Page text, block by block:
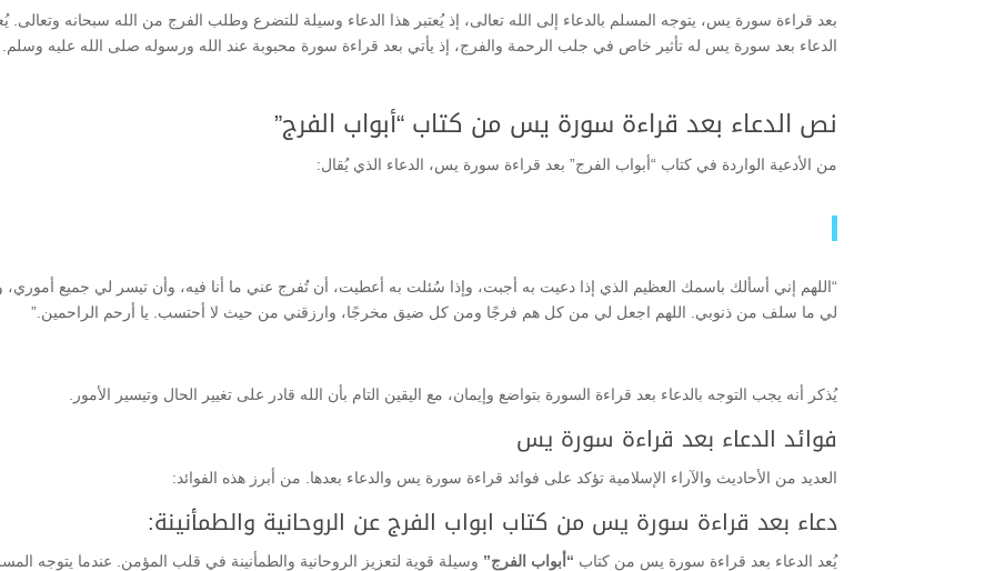
بعد قراءة سورة يس، يتوجه المسلم بالدعاء إلى الله تعالى، إذ يُعتبر هذا الدعاء وسيلة للتضرع وطلب الفرج من الله سبحانه وتعالى.
الدعاء بعد سورة يس له تأثير خاص في جلب الرحمة والفرج، إذ يأتي بعد قراءة سورة محبوبة عند الله ورسوله صلى الله عليه وسلم.
نص الدعاء بعد قراءة سورة يس من كتاب “أبواب الفرج”
من الأدعية الواردة في كتاب “أبواب الفرج” بعد قراءة سورة يس، الدعاء الذي يُقال:
“اللهم إني أسألك باسمك العظيم الذي إذا دعيت به أجبت، وإذا سُئلت به أعطيت، أن تُفرج عني ما أنا فيه، وأن تيسر لي جميع أموري،
لي ما سلف من ذنوبي. اللهم اجعل لي من كل هم فرجًا ومن كل ضيق مخرجًا، وارزقني من حيث لا أحتسب. يا أرحم الراحمين.”
يُذكر أنه يجب التوجه بالدعاء بعد قراءة السورة بتواضع وإيمان، مع اليقين التام بأن الله قادر على تغيير الحال وتيسير الأمور.
فوائد الدعاء بعد قراءة سورة يس
العديد من الأحاديث والآراء الإسلامية تؤكد على فوائد قراءة سورة يس والدعاء بعدها. من أبرز هذه الفوائد:
دعاء بعد قراءة سورة يس من كتاب ابواب الفرج عن الروحانية والطمأنينة:
يُعد الدعاء بعد قراءة سورة يس من كتاب “أبواب الفرج” وسيلة قوية لتعزيز الروحانية والطمأنينة في قلب المؤمن. عندما يتوجه